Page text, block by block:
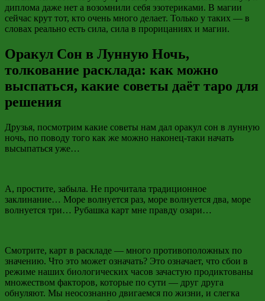
диплома даже нет а возомнили себя эзотериками. В магии
сейчас крут тот, кто очень много делает. Только у таких — в
словах реально есть сила, сила в прорицаниях и магии.
Оракул Сон в Лунную Ночь,
толкование расклада: как можно
выспаться, какие советы даёт таро для
решения
Друзья, посмотрим какие советы нам дал оракул сон в лунную
ночь, по поводу того как же можно наконец-таки начать
высыпаться уже…
А, простите, забыла. Не прочитала традиционное
заклинание… Море волнуется раз, море волнуется два, море
волнуется три… Рубашка карт мне правду озари…
Смотрите, карт в раскладе — много противоположных по
значению. Что это может означать? Это означает, что сбои в
режиме наших биологических часов зачастую продиктованы
множеством факторов, которые по сути — друг друга
обнуляют. Мы неосознанно двигаемся по жизни, и слегка